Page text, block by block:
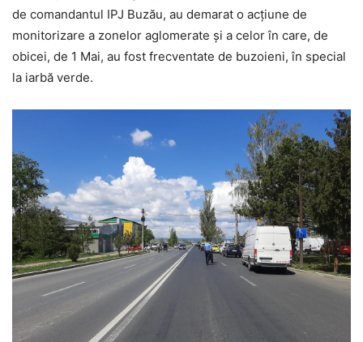
de comandantul IPJ Buzău, au demarat o acțiune de
monitorizare a zonelor aglomerate și a celor în care, de
obicei, de 1 Mai, au fost frecventate de buzoieni, în special
la iarbă verde.